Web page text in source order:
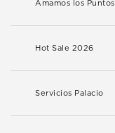
Amamos los Puntos
Hot Sale 2026
Servicios Palacio